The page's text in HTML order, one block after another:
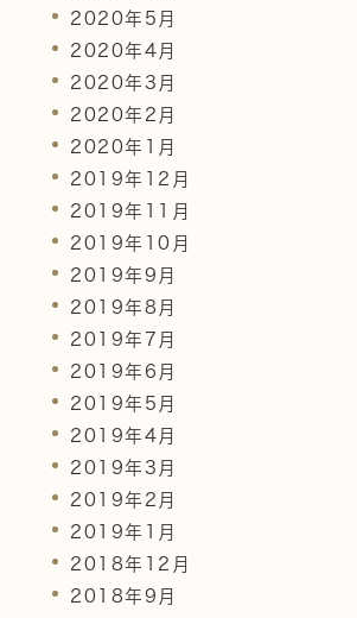
2020年5月
2020年4月
2020年3月
2020年2月
2020年1月
2019年12月
2019年11月
2019年10月
2019年9月
2019年8月
2019年7月
2019年6月
2019年5月
2019年4月
2019年3月
2019年2月
2019年1月
2018年12月
2018年9月